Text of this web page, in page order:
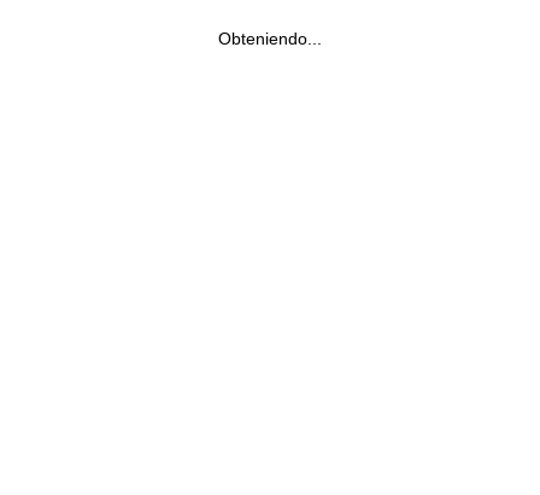
Obteniendo...